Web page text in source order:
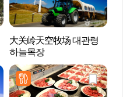
大关岭天空牧场 대관령
하늘목장